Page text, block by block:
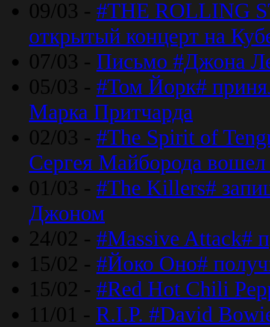
09/03 - #THE ROLLING
открытый концерт на
07/03 - Письмо #Джона
05/03 - #Том Йорк#
Марка Притчарда
02/03 - #The Spirit of
Сергея Майборода
01/03 - #The Killers#
Джоном
24/02 - #Massive Attack#
15/02 - #Йоко Оно#
15/02 - #Red Hot Chili
11/01 - R.I.P. #David